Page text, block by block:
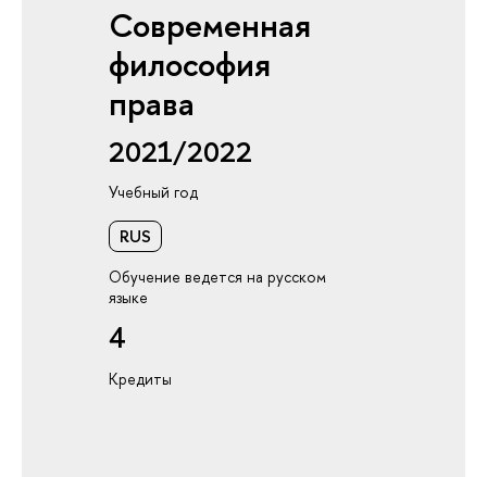
Современная
философия
права
2021/2022
Учебный год
RUS
Обучение ведется на русском
языке
4
Кредиты